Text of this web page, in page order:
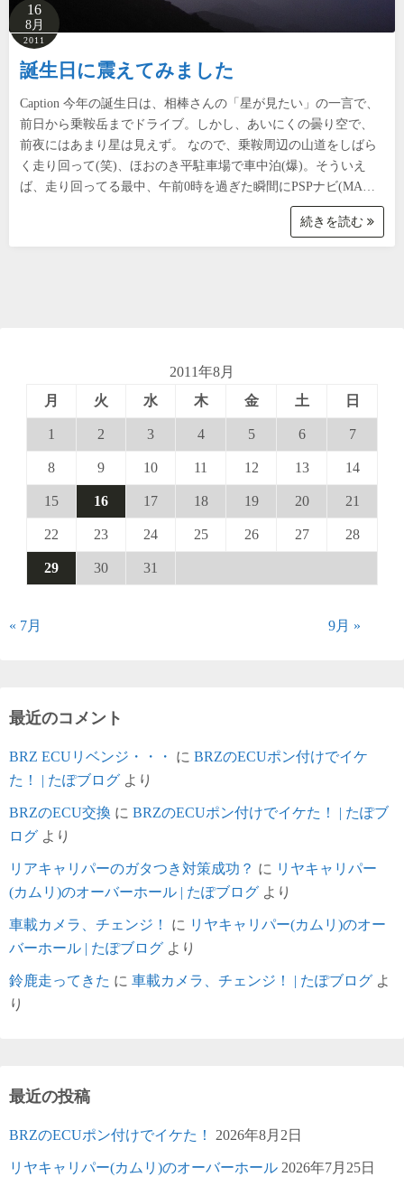
16
8月
2011
誕生日に震えてみました
Caption 今年の誕生日は、相棒さんの「星が見たい」の一言で、
前日から乗鞍岳までドライブ。しかし、あいにくの曇り空で、
前夜にはあまり星は見えず。 なので、乗鞍周辺の山道をしばら
く走り回って(笑)、ほおのき平駐車場で車中泊(爆)。そういえ
ば、走り回ってる最中、午前0時を過ぎた瞬間にPSPナビ(MA…
続きを読む
2011年8月
月
火 水 木 金 土 日
1 2 3 4 5 6 7
8 9 10 11 12 13 14
15 16 17 18 19 20 21
22 23 24 25 26 27 28
29 30 31
« 7月 9月 »
最近のコメント
BRZ ECUリベンジ・・・ に BRZのECUポン付けでイケ
た！ | たぽブログ より
BRZのECU交換 に BRZのECUポン付けでイケた！ | たぽブ
ログ より
リアキャリパーのガタつき対策成功？ に リヤキャリパー
(カムリ)のオーバーホール | たぽブログ より
車載カメラ、チェンジ！ に リヤキャリパー(カムリ)のオー
バーホール | たぽブログ より
鈴鹿走ってきた に 車載カメラ、チェンジ！ | たぽブログ よ
り
最近の投稿
BRZのECUポン付けでイケた！ 2026年8月2日
リヤキャリパー(カムリ)のオーバーホール 2026年7月25日